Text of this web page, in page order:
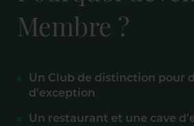
Membre ?
Un Club de distinction pour
d'exception
Un restaurant et une cave